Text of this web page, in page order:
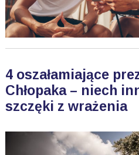
4 oszałamiające
Chłopaka – niech
szczęki z wrażenia